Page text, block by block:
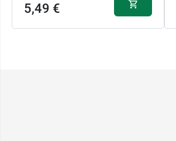
5,49 €